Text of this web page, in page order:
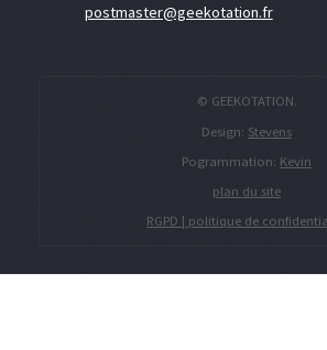
postmaster@geekotation.fr
© GEEKOTATION.
Design: Stevens
Pogrammation: Kevin
plan du site
RGPD | politique de